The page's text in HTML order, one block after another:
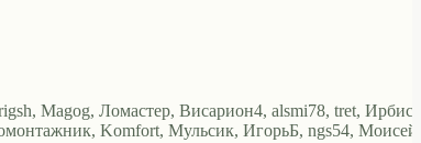
Magog, Ломастер, Висариoн4, alsmi78, tret, Ирбис,
Komfort, Мульсик, ИгорьБ, ngs54, Моисей,